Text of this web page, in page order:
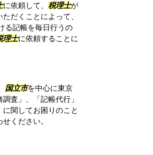
に依頼して、 税理士が
だくことによって、
る記帳を毎日行うの
理士に依頼することに
国立市を中心に東京
査」、「記帳代行」
関してお困りのこと
ください。